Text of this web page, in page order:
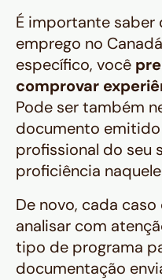
É importante saber
emprego no
específico, você
comprovar
Pode ser também
documento
profissional do seu
proficiência
De novo, cada
analisar com
tipo de programa
documentação